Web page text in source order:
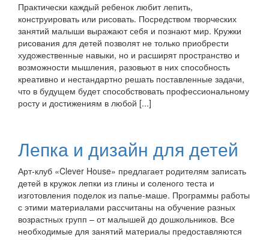
Практически каждый ребенок любит лепить,
конструировать или рисовать. Посредством творческих
занятий малыши выражают себя и познают мир. Кружки
рисования для детей позволят не только приобрести
художественные навыки, но и расширят пространство и
возможности мышления, разовьют в них способность
креативно и нестандартно решать поставленные задачи,
что в будущем будет способствовать профессиональному
росту и достижениям в любой [...]
Лепка и дизайн для детей
Арт-клуб «Clever House» предлагает родителям записать
детей в кружок лепки из глины и соленого теста и
изготовления поделок из папье-маше. Программы работы
с этими материалами рассчитаны на обучение разных
возрастных групп – от малышей до дошкольников. Все
необходимые для занятий материалы предоставляются